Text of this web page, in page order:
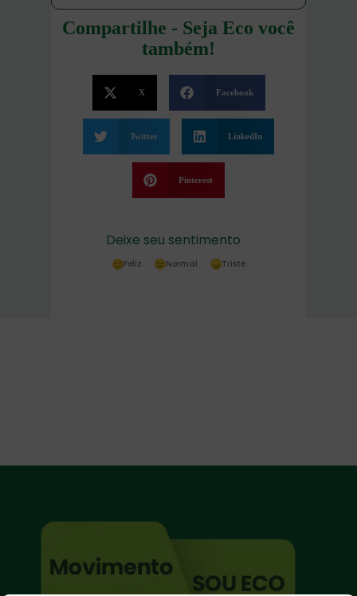
Compartilhe - Seja Eco você
também!
X Facebook
Twitter LinkedIn
Pinterest
Deixe seu sentimento
Feliz Normal Triste